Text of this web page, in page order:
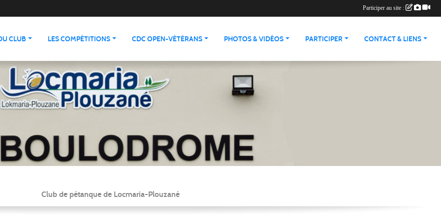
CLUB LES COMPÉTITIONS CDC OPEN-VÉTÉRANS PHOTOS & VIDÉOS PARTICIPER CONTACT & LIENS
Club de pétanque de Locmaria-Plouzané
Participer au site :